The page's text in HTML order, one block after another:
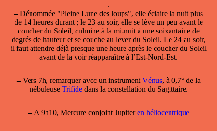
.
–Dénommée "Pleine Lune des loups", elle éclaire la nuit plus
de 14 heures durant ; le 23 au soir, elle se lève un peu avant le
coucher du Soleil, culmine à la mi-nuit à une soixantaine de
degrés de hauteur et se couche au lever du Soleil. Le 24 au soir,
il faut attendre déjà presque une heure après le coucher du Soleil
avant de la voir réapparaître à l’Est-Nord-Est.
–Vers 7h, remarquer avec un instrumentVénus, à 0,7° de la
nébuleuse Trifide dans la constellation du Sagittaire.
–A 9h10, Mercure conjoint Jupiteren héliocentrique